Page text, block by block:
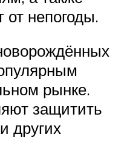
непогоды.
рынке.
защитить
других